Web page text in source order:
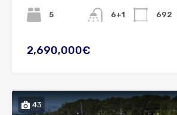
5 6+1 692
2,690,000€
43